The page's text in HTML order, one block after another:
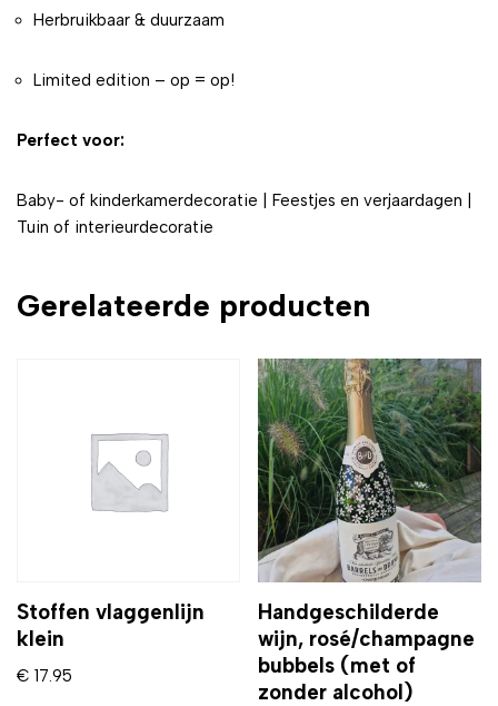
Herbruikbaar & duurzaam
Limited edition – op = op!
Perfect voor:
Baby- of kinderkamerdecoratie | Feestjes en verjaardagen |
Tuin of interieurdecoratie
Gerelateerde producten
Stoffen vlaggenlijn
klein
€ 17.95
Handgeschilderde
wijn, rosé/champagne
bubbels (met of
zonder alcohol)